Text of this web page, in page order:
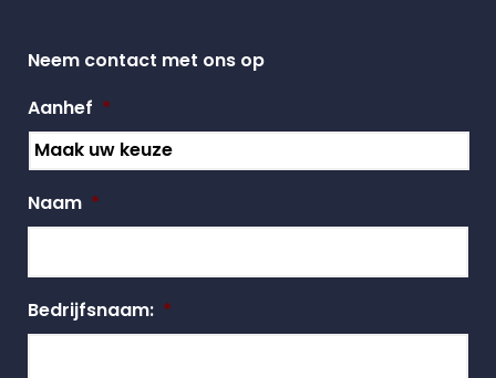
Neem contact met ons op
Aanhef *
Naam *
Bedrijfsnaam: *